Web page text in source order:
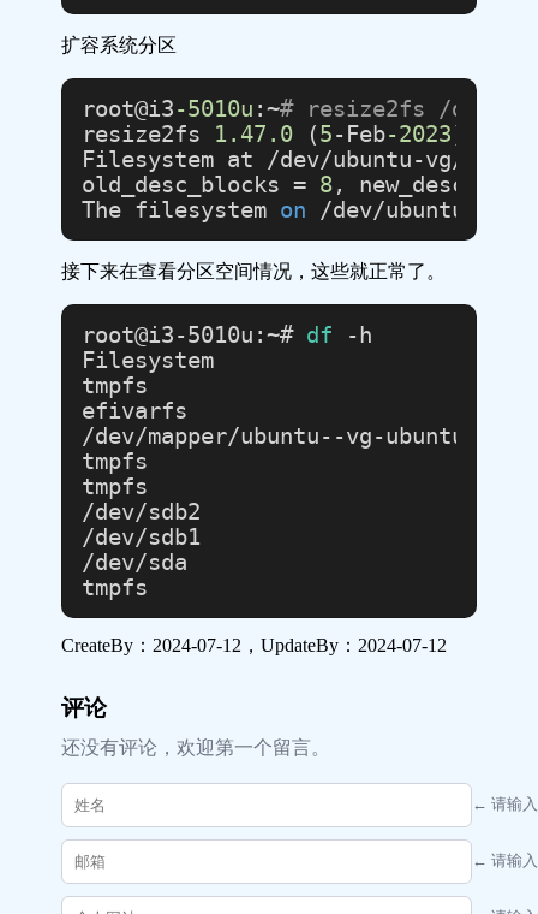
扩容系统分区
root@i3-5010u :~# resize2fs /dev/
resize2fs 1.47 .0 (5-Feb-2023)
Filesystem at /dev/ubuntu-vg/
old_desc_blocks = 8,
The filesystem on /dev/ubuntu-vg/
接下来在查看分区空间情况，这些就正常了。
root@i3-5010u:~# df -h
Filesystem                         Size
tmpfs
efivarfs
/dev/mapper/ubuntu--vg-ubuntu--lv
tmpfs
tmpfs
/dev/sdb2
/dev/sdb1
/dev/sda
CreateBy： 2024-07-12 ，UpdateBy： 2024-07-12
评论
还没有评论，欢迎第一个留言。
← 请输
← 请输